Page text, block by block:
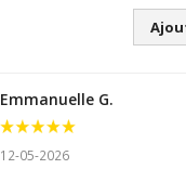
Emmanuelle G.
12-05-2026